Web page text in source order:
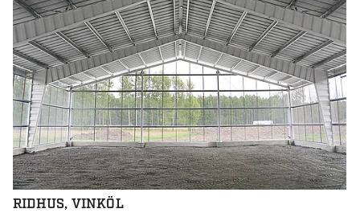
RIDHUS, VINKÖL